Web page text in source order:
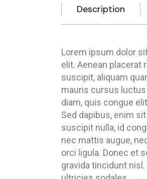
Description
Lorem ipsum dolor
elit. Aenean placerat
suscipit, aliquam
mauris cursus luctus
diam, quis congue
Sed dapibus, enim
suscipit nulla, id
nec mattis augue,
orci ligula. Donec et
gravida tincidunt